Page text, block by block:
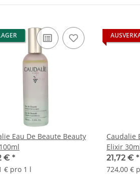
Eau De Beaute Beauty
€ *
€ pro 1 l
Caudalie
Elixir
21,72 € *
724,00 €